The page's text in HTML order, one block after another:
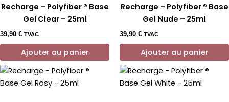
Recharge – Polyfiber ® Base
Gel Clear – 25ml
39,90 € TVAC
Ajouter au panier
Recharge – Polyfiber ® Base
Gel Nude – 25ml
39,90 € TVAC
Ajouter au panier